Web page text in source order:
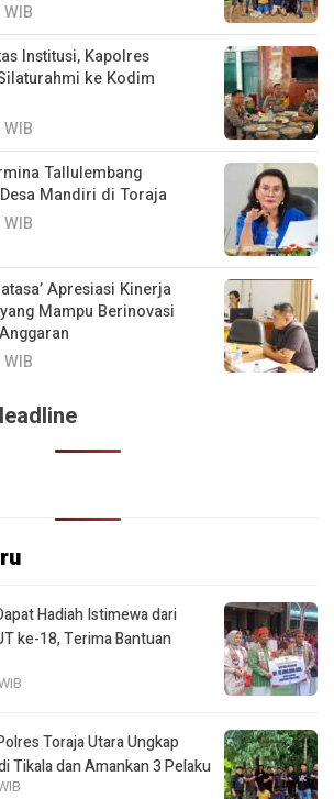
Institusi, Kapolres
ke Kodim
Tallulembang
Mandiri di Toraja
Apresiasi Kinerja
Mampu Berinovasi
Hadiah Istimewa dari
ke-18, Terima Bantuan
Toraja Utara Ungkap
Tikala dan Amankan 3 Pelaku